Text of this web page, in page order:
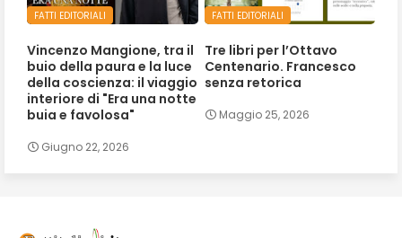
FATTI EDITORIALI
Vincenzo Mangione, tra il
buio della paura e la luce
della coscienza: il viaggio
interiore di "Era una notte
buia e favolosa"
Giugno 22, 2026
FATTI EDITORIALI
Tre libri per l’Ottavo
Centenario. Francesco
senza retorica
Maggio 25, 2026